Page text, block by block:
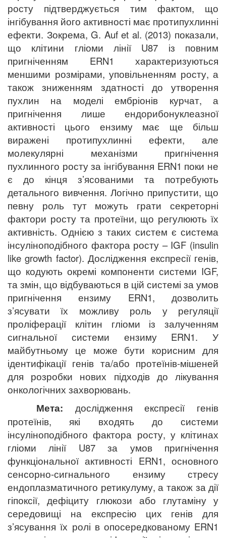
росту підтверджується тим фактом, що
інгібування його активності має протипухлинні
ефекти. Зокрема, G. Auf et al. (2013) показали,
що клітини гліоми лінії U87 із повним
пригніченням ERN1 характеризуються
меншими розмірами, уповільненням росту, а
також зниженням здатності до утворення
пухлин на моделі ембріонів курчат, а
пригнічення лише ендорибонуклеазної
активності цього ензиму має ще більш
виражені протипухлинні ефекти, але
молекулярні механізми пригнічення
пухлинного росту за інгібування ERN1 поки не
є до кінця з’ясованими та потребують
детального вивчення. Логічно припустити, що
певну роль тут можуть грати секреторні
фактори росту та протеїни, що регулюють їх
активність. Однією з таких систем є система
інсуліноподібного фактора росту – IGF (insulin
like growth factor). Дослідження експресії генів,
що кодують окремі компоненти системи IGF,
та змін, що відбуваються в цій системі за умов
пригнічення ензиму ERN1, дозволить
з’ясувати їх можливу роль у регуляції
проліферації клітин гліоми із залученням
сигнальної системи ензиму ERN1. У
майбутньому це може бути корисним для
ідентифікації генів та/або протеїнів-мішеней
для розробки нових підходів до лікування
онкологічних захворювань.
Мета: дослідження експресії генів
протеїнів, які входять до системи
інсуліноподібного фактора росту, у клітинах
гліоми лінії U87 за умов пригнічення
функціональної активності ERN1, основного
сенсорно-сигнального ензиму стресу
ендоплазматичного ретикулуму, а також за дії
гіпоксії, дефіциту глюкози або глутаміну у
середовищі на експресію цих генів для
з’ясування їх ролі в опосередкованому ERN1